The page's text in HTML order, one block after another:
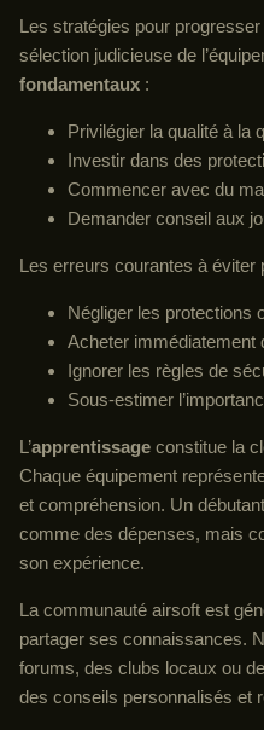
Les stratégies pour
sélection judicieuse de
fondamentaux :
Privilégier la qualité à la
Investir dans des
Commencer avec du
Demander conseil aux
Les erreurs courantes à éviter
Négliger les protections
Acheter immédiatement
Ignorer les règles de
Sous-estimer
L’apprentissage constitue la
Chaque équipement
et compréhension. Un
comme des dépenses, mais
son expérience.
La communauté airsoft est
partager ses connaissances.
forums, des clubs locaux ou
des conseils personnalisés et